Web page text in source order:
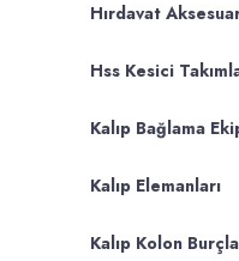
Hırdavat
Hss Kesici
Kalıp Bağlama
Kalıp Elemanları
Kalıp Kolon